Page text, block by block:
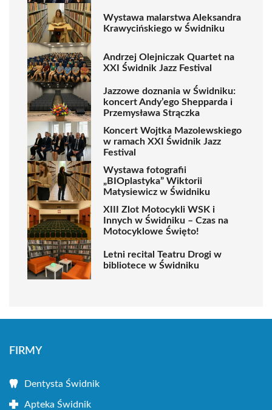
Wystawa malarstwa Aleksandra
Krawycińskiego w Świdniku
Andrzej Olejniczak Quartet na
XXI Świdnik Jazz Festival
Jazzowe doznania w Świdniku:
koncert Andy’ego Shepparda i
Przemysława Strączka
Koncert Wojtka Mazolewskiego
w ramach XXI Świdnik Jazz
Festival
Wystawa fotografii
„BIOplastyka” Wiktorii
Matysiewicz w Świdniku
XIII Zlot Motocykli WSK i
Innych w Świdniku – Czas na
Motocyklowe Święto!
Letni recital Teatru Drogi w
bibliotece w Świdniku
FIRMY
Dentysta Świdnik
Apteka Świdnik